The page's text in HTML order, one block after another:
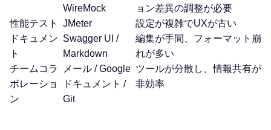
WireMock
ョン差異の調整が必要
性能テスト
JMeter
設定が複雑でUXが古い
ドキュメン
ト
Swagger UI /
Markdown
編集が手間、フォーマット崩
れが多い
チームコラ
ボレーショ
ン
メール / Google
ドキュメント /
Git
ツールが分散し、情報共有が
非効率